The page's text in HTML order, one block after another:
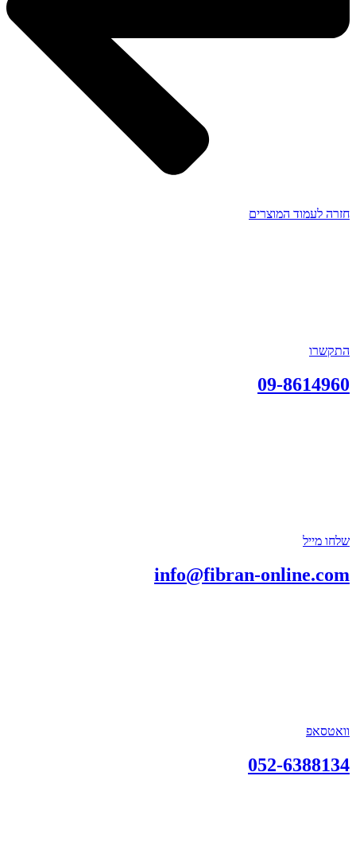
חזרה לעמוד המוצרים
התקשרו
09-8614960
שלחו מייל
info@fibran-online.com
וואטסאפ
052-6388134